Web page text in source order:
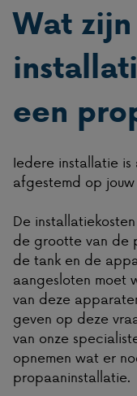
Wat
een
Iedere installatie
afgestemd op
De
de grootte van de
de tank en de
aangesloten moet
van deze
geven op deze
van onze
opnemen wat er
propaaninstallatie.